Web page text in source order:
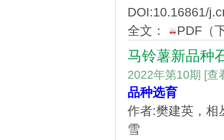
DOI:10.16861/
全文：
PDF （
马铃薯新品种
2022年第10期 [查
品种选育
作者:樊建英，相
雪